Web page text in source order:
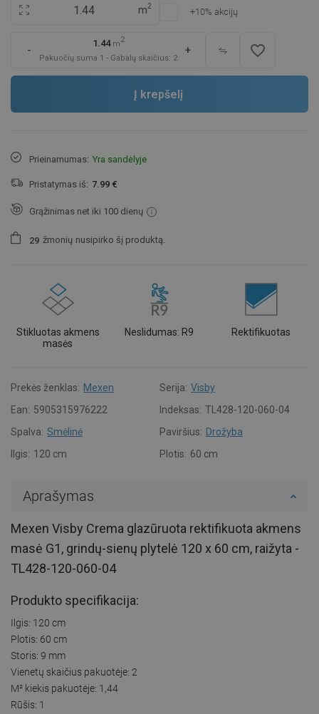
m2
+10% akcijų
1.44 m2
Pakuočių suma 1 - Gabalų skaičius: 2
- + favorite_border
Į krepšelį
Prieinamumas: Yra sandėlyje
Pristatymas iš: 7.99 €
Grąžinimas net iki 100 dienų
29 žmonių nusipirko šį produktą.
Stikluotas akmens
masės
Neslidumas: R9 Rektifikuotas
Prekės ženklas: Mexen Serija: Visby
Ean: 5905315976222 Indeksas: TL428-120-060-04
Spalva: Smėlinė Paviršius: Drožyba
Ilgis: 120 cm Plotis: 60 cm
Aprašymas
Mexen Visby Crema glazūruota rektifikuota akmens
masė G1, grindų-sienų plytelė 120 x 60 cm, raižyta -
TL428-120-060-04
Produkto specifikacija:
Ilgis: 120 cm
Plotis: 60 cm
Storis: 9 mm
Vienetų skaičius pakuotėje: 2
M² kiekis pakuotėje: 1,44
Rūšis: 1